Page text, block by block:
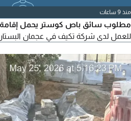
منذ 9 ساعات
مطلوب سائق باص كوستر يحمل
للعمل لدى شركة تكيف في عجمان البستان الراتب 2300